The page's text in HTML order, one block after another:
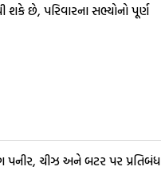
શકે છે, પરિવારના સભ્યોનો પૂર્ણ
પનીર, ચીઝ અને બટર પર પ્રતિબંધ